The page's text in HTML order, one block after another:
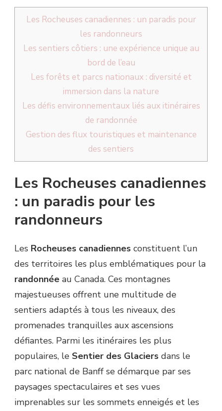
Les Rocheuses canadiennes : un paradis pour
les randonneurs
Les sentiers côtiers : une expérience unique au
bord de l’eau
Les forêts et parcs nationaux : diversité et
immersion dans la nature
Les défis environnementaux liés aux itinéraires
de randonnée
Gestion des flux touristiques et maintenance
des sentiers
Les Rocheuses canadiennes
: un paradis pour les
randonneurs
Les Rocheuses canadiennes constituent l’un
des territoires les plus emblématiques pour la
randonnée au Canada. Ces montagnes
majestueuses offrent une multitude de
sentiers adaptés à tous les niveaux, des
promenades tranquilles aux ascensions
défiantes. Parmi les itinéraires les plus
populaires, le Sentier des Glaciers dans le
parc national de Banff se démarque par ses
paysages spectaculaires et ses vues
imprenables sur les sommets enneigés et les